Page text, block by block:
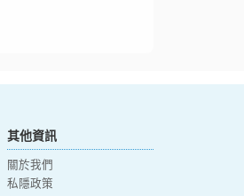
其他資訊
關於我們
私隱政策